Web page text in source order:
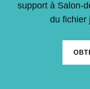
support à Salon-
du fichier